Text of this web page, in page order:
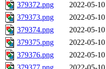
379372.png
2022-05-
379373.png
2022-05-
379374.png
2022-05-
379375.png
2022-05-
379376.png
2022-05-